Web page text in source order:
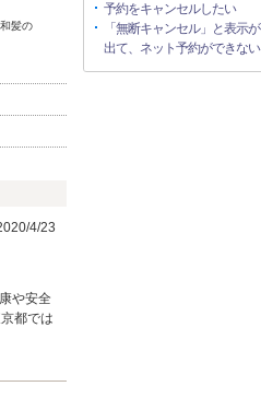
髪の
4/23
や安全
都では
予約をキャンセルしたい
「無断キャンセル」と表示が
出て、ネット予約ができない